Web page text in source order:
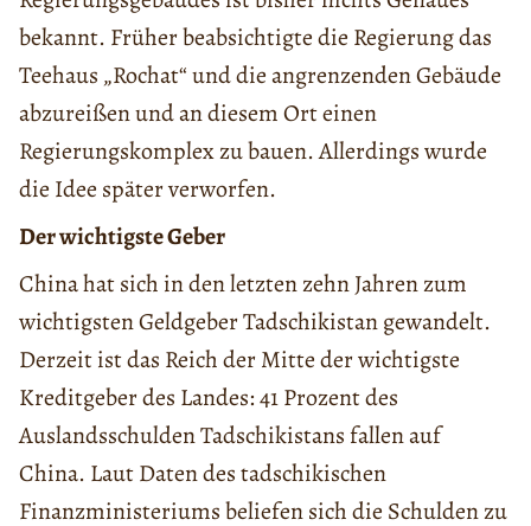
bekannt. Früher beabsichtigte die Regierung das
Teehaus „Rochat“ und die angrenzenden Gebäude
abzureißen und an diesem Ort einen
Regierungskomplex zu bauen. Allerdings wurde
die Idee später verworfen.
Der wichtigste Geber
China hat sich in den letzten zehn Jahren zum
wichtigsten Geldgeber Tadschikistan gewandelt.
Derzeit ist das Reich der Mitte der wichtigste
Kreditgeber des Landes: 41 Prozent des
Auslandsschulden Tadschikistans fallen auf
China. Laut Daten des tadschikischen
Finanzministeriums beliefen sich die Schulden zu